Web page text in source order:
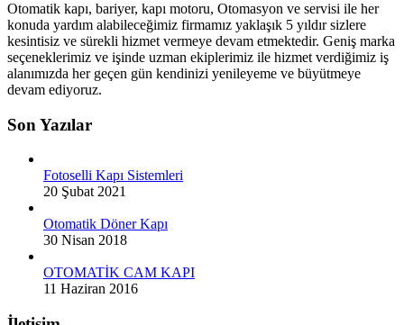
Otomatik kapı, bariyer, kapı motoru, Otomasyon ve servisi ile her
konuda yardım alabileceğimiz firmamız yaklaşık 5 yıldır sizlere
kesintisiz ve sürekli hizmet vermeye devam etmektedir. Geniş marka
seçeneklerimiz ve işinde uzman ekiplerimiz ile hizmet verdiğimiz iş
alanımızda her geçen gün kendinizi yenileyeme ve büyütmeye
devam ediyoruz.
Son Yazılar
Fotoselli Kapı Sistemleri
20 Şubat 2021
Otomatik Döner Kapı
30 Nisan 2018
OTOMATİK CAM KAPI
11 Haziran 2016